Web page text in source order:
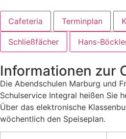
Cafeteria Terminplan
Schließfächer Hans-
Informationen zur
Die Abendschulen Marburg und
Schulservice Integral heißen Sie
Über das elektronische
wöchentlich den Speiseplan.